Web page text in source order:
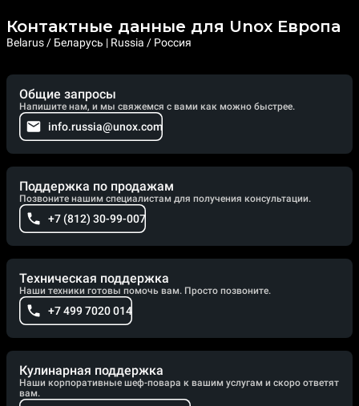
Контактные данные для Unox Европа
Belarus / Беларусь | Russia / Россия
Общие запросы
Напишите нам, и мы свяжемся с вами как можно быстрее.
info.russia@unox.com
Поддержка по продажам
Позвоните нашим специалистам для получения консультации.
+7 (812) 30-99-007
Техническая поддержка
Наши техники готовы помочь вам. Просто позвоните.
+7 499 7020 014
Кулинарная поддержка
Наши корпоративные шеф-повара к вашим услугам и скоро ответят
вам.